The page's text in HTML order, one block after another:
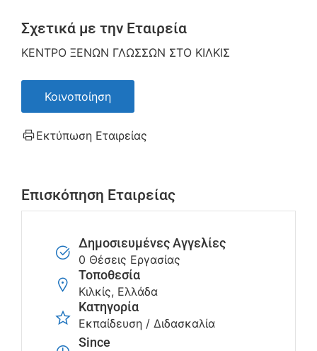
Σχετικά με την Εταιρεία
ΚΕΝΤΡΟ ΞΕΝΩΝ ΓΛΩΣΣΩΝ ΣΤΟ ΚΙΛΚΙΣ
Κοινοποίηση
Εκτύπωση Εταιρείας
Επισκόπηση Εταιρείας
Δημοσιευμένες Αγγελίες
0 Θέσεις Εργασίας
Τοποθεσία
Κιλκίς, Ελλάδα
Κατηγορία
Εκπαίδευση / Διδασκαλία
Since